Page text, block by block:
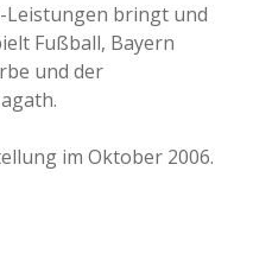
Leistungen bringt und
Fußball, Bayern
und der
im Oktober 2006.